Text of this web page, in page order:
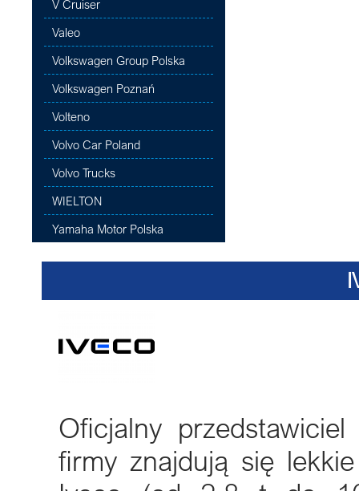
V Cruiser
Valeo
Volkswagen Group Polska
Volkswagen Poznań
Volteno
Volvo Car Poland
Volvo Trucks
WIELTON
Yamaha Motor Polska
Oficjalny
firmy znajdują się